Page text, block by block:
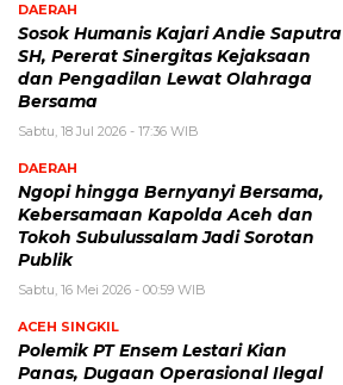
DAERAH
Sosok Humanis Kajari Andie Saputra
SH, Pererat Sinergitas Kejaksaan
dan Pengadilan Lewat Olahraga
Bersama
Sabtu, 18 Jul 2026 - 17:36 WIB
DAERAH
Ngopi hingga Bernyanyi Bersama,
Kebersamaan Kapolda Aceh dan
Tokoh Subulussalam Jadi Sorotan
Publik
Sabtu, 16 Mei 2026 - 00:59 WIB
ACEH SINGKIL
Polemik PT Ensem Lestari Kian
Panas, Dugaan Operasional Ilegal